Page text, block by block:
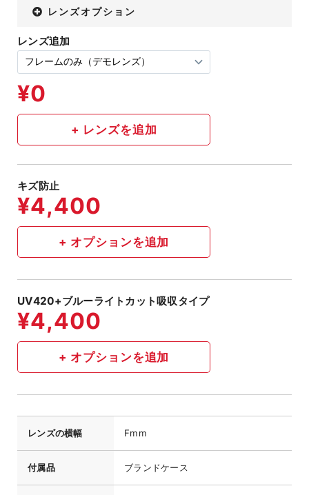
レンズオプション
レンズ追加
キズ防止
UV420+ブルーライトカット吸収タイプ
レンズの横幅 Fmm
付属品 ブランドケース